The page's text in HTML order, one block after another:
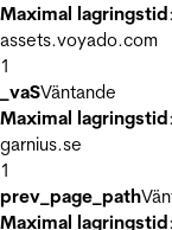
Maximal lagringstid
assets.voyado.com
1
_vaSVäntande
Maximal lagringstid
garnius.se
1
prev_page_path
Maximal lagringstid